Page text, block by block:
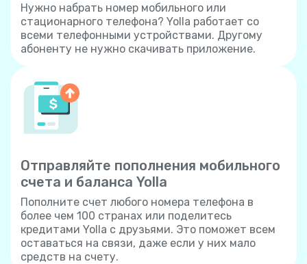
Нужно набрать номер мобильного или
стационарного телефона? Yolla работает со
всеми телефонными устройствами. Другому
абоненту не нужно скачивать приложение.
Отправляйте пополнения мобильного
счета и баланса Yolla
Пополните счет любого номера телефона в
более чем 100 странах или поделитесь
кредитами Yolla с друзьями. Это поможет всем
оставаться на связи, даже если у них мало
средств на счету.